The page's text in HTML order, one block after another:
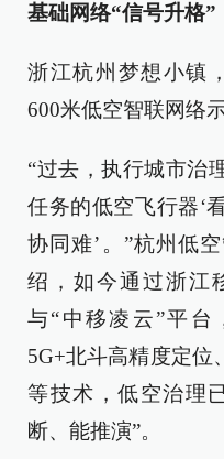
基础网络“信号升格”
浙江杭州梦想小镇
600米低空智联网络
“过去，执行城市治
任务的低空飞行器‘
协同难’。”杭州低
绍，如今通过浙江
与“中移凌云”平台
5G+北斗高精度定位
等技术，低空治理
断、能推演”。